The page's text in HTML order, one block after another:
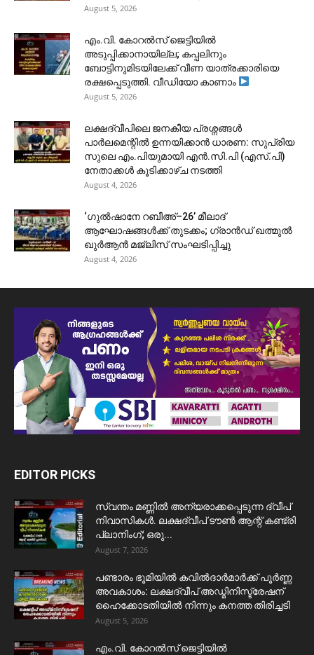
August 5, 2026
​എം.വി. കോറൽസ് ജെട്ടിയിൽ
അടുപ്പിക്കാനായില്ല; കപ്പലിനും
ബോട്ടിനുമിടയിലേക്ക് വീണ യാത്രക്കാരിയെ
രക്ഷപ്പെടുത്തി. വീഡിയോ കാണാം
August 5, 2026
ലക്ഷദ്വീപിലെ ജനകീയ പ്രശ്നങ്ങൾ
പാർലമെന്റിൽ ഉന്നയിക്കാൻ ധാരണ: സുപ്രിയ
സുലെ എം.പിയുമായി എൻ.സി.പി (എസ്.പി)
നേതാക്കൾ കൂടിക്കാഴ്ച നടത്തി
August 4, 2026
‘ഗുൽഷാനേ റബീഅ്–26’ മീലാദ്
ആഘോഷങ്ങൾക്ക് തുടക്കം; ഗ്രാൻഡ് ഖത്മുൽ
ഖുർആൻ മജ്‌ലിസ് സംഘടിപ്പിച്ചു
August 4, 2026
EDITOR PICKS
സ്വന്തം മണ്ണിൽ അന്യരാക്കപ്പെടുന്ന ദ്വീപ്
നിവാസികൾ. ലക്ഷദ്വീപ് ടൗൺ ആന്റ് കണ്ട്രി
പ്ലാനിംഗ്; ഒരു...
August 7, 2026
പണ്ടാരം ഭൂമിയിൽ കവിൽദാർമാർക്ക് പൂർണ്ണ
അവകാശം: ലക്ഷദ്വീപ് അഡ്മിനിസ്ട്രേഷന്
ഹൈക്കോടതിയിൽ നിന്നും കനത്ത തിരിച്ചടി
August 5, 2026
​എം.വി. കോറൽസ് ജെട്ടിയിൽ